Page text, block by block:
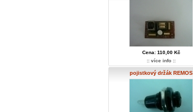
Cena: 110,00 Kč
:: více info ::
pojistkový držák REMOS